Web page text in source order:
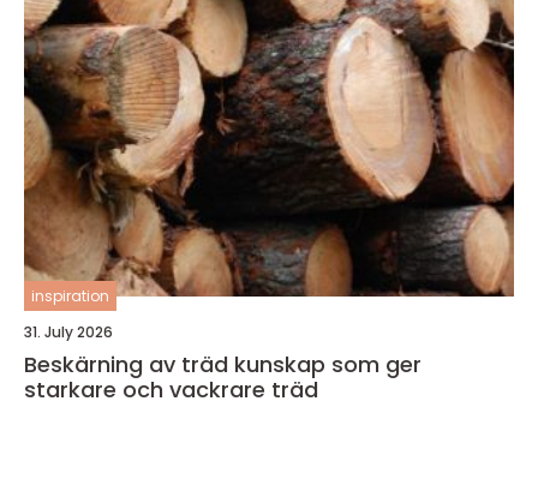
inspiration
31. July 2026
Beskärning av träd kunskap som ger
starkare och vackrare träd